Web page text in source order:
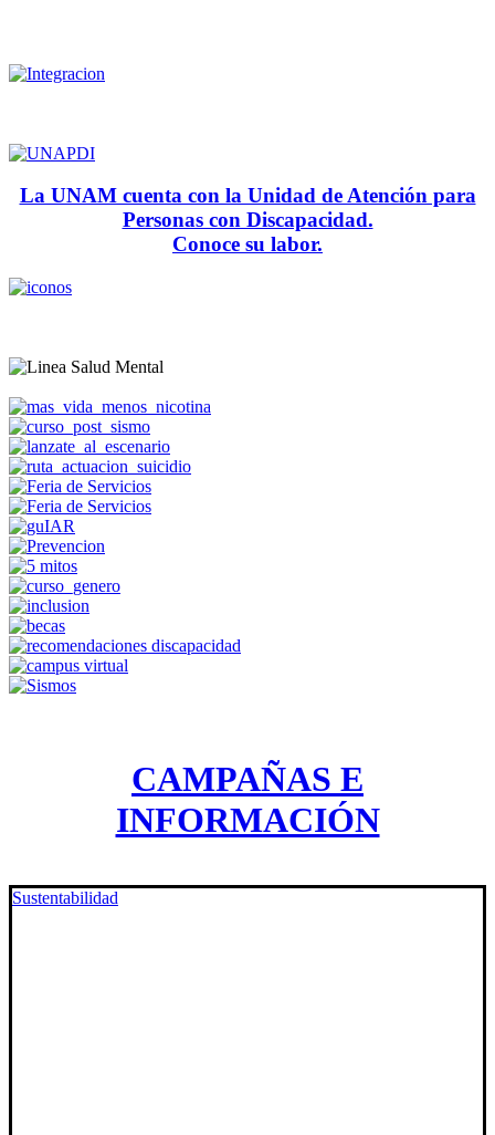
La UNAM cuenta con la Unidad de Atención para
Personas con Discapacidad.
Conoce su labor.
CAMPAÑAS E
INFORMACIÓN
Sustentabilidad